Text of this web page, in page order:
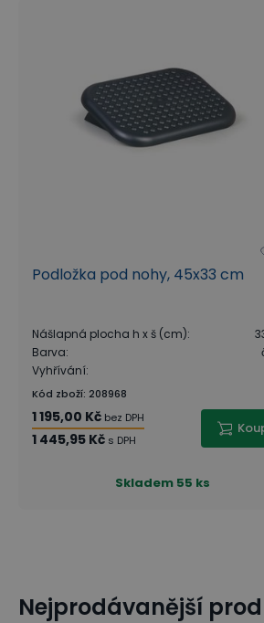
Podložka pod nohy, 45x33 cm
Nášlapná plocha h x š (cm):
Barva:
Vyhřívání:
Kód zboží: 208968
1 195,00 Kč bez DPH
1 445,95 Kč s DPH
Skladem 55 ks
Nejprodávanější